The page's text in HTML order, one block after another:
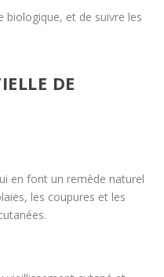
biologique, et de suivre les
DE
en font un remède naturel
les coupures et les